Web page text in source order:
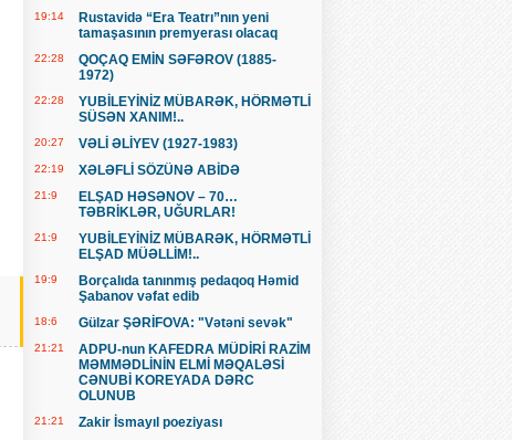
19:14
Rustavidə “Era Teatrı”nın yeni
tamaşasının premyerası olacaq
22:28
QOÇAQ EMİN SƏFƏROV (1885-
1972)
22:28
YUBİLEYİNİZ MÜBARƏK, HÖRMƏTLİ
SÜSƏN XANIM!..
20:27 VƏLİ ƏLİYEV (1927-1983)
22:19 XƏLƏFLİ SÖZÜNƏ ABİDƏ
21:9
ELŞAD HƏSƏNOV – 70…
TƏBRİKLƏR, UĞURLAR!
21:9
YUBİLEYİNİZ MÜBARƏK, HÖRMƏTLİ
ELŞAD MÜƏLLİM!..
19:9
Borçalıda tanınmış pedaqoq Həmid
Şabanov vəfat edib
18:6 Gülzar ŞƏRİFOVA: "Vətəni sevək"
21:21
ADPU-nun KAFEDRA MÜDİRİ RAZİM
MƏMMƏDLİNİN ELMİ MƏQALƏSİ
CƏNUBİ KOREYADA DƏRC
OLUNUB
21:21 Zakir İsmayıl poeziyası